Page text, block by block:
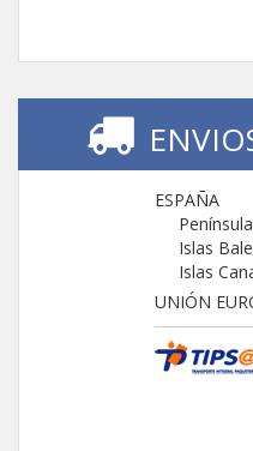
ESPAÑA
Península
Islas
Islas
UNIÓN